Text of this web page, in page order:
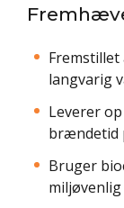
langvarig
Leverer
brændetid
Bruger